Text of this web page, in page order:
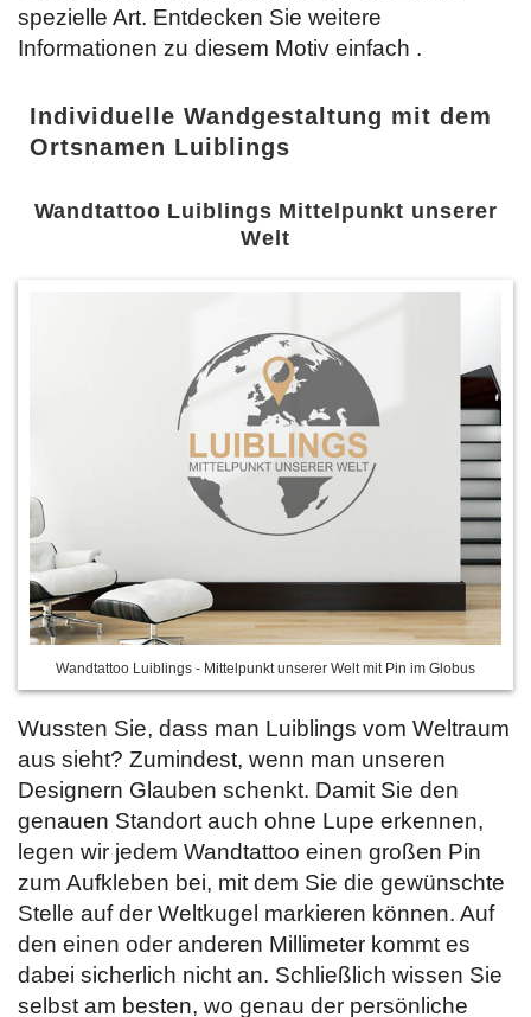
spezielle Art. Entdecken Sie weitere
Informationen zu diesem Motiv einfach .
Individuelle Wandgestaltung mit dem
Ortsnamen Luiblings
Wandtattoo Luiblings Mittelpunkt unserer
Welt
Wandtattoo Luiblings - Mittelpunkt unserer Welt mit Pin im Globus
Wussten Sie, dass man Luiblings vom Weltraum
aus sieht? Zumindest, wenn man unseren
Designern Glauben schenkt. Damit Sie den
genauen Standort auch ohne Lupe erkennen,
legen wir jedem Wandtattoo einen großen Pin
zum Aufkleben bei, mit dem Sie die gewünschte
Stelle auf der Weltkugel markieren können. Auf
den einen oder anderen Millimeter kommt es
dabei sicherlich nicht an. Schließlich wissen Sie
selbst am besten, wo genau der persönliche